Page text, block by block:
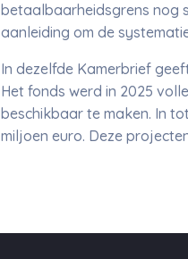
betaalbaarheidsgrens nog
aanleiding om de
In dezelfde Kamerbrief
Het fonds werd in 2025
beschikbaar te maken. In
miljoen euro. Deze